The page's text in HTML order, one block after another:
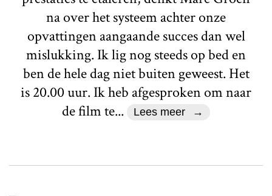
na over het systeem achter onze
opvattingen aangaande succes dan wel
mislukking. Ik lig nog steeds op bed en
ben de hele dag niet buiten geweest. Het
is 20.00 uur. Ik heb afgesproken om naar
de film te...
Lees meer